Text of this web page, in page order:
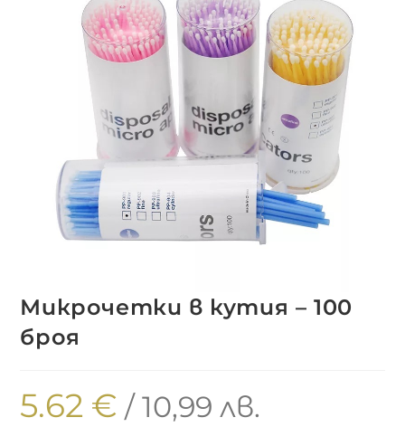
Микрочетки в кутия – 100
броя
5.62 € / 10,99 лв.